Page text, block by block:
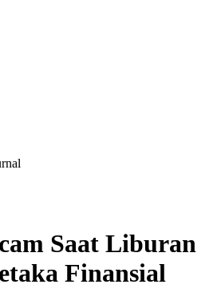
Saat Liburan
Finansial